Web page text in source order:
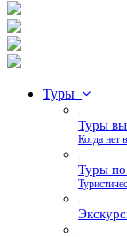
Туры
Туры
Когда нет
Туры